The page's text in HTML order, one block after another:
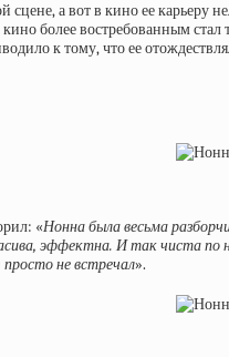
сцене, а вот в кино ее
кино более востребованным
к тому, что ее
«Нонна была весьма
эффектна. И так чиста по
не встречал».